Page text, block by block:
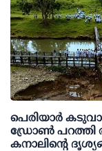
പെരിയാര്‍
ഡ്രോണ്‍ പറത്തി